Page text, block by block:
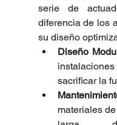
serie de
diferencia de los
su diseño
Diseño
sacrificar la
materiales